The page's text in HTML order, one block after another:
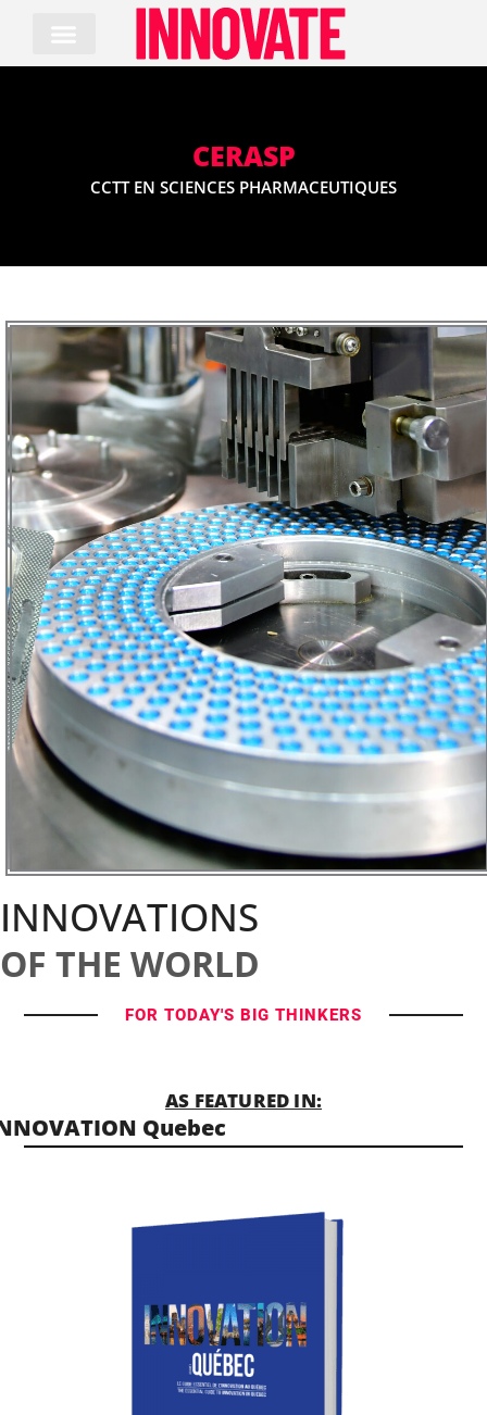
content
CERASP
CCTT EN SCIENCES PHARMACEUTIQUES
INNOVATIONS
OF THE WORLD
FOR TODAY'S BIG THINKERS
AS FEATURED IN:
Quebec